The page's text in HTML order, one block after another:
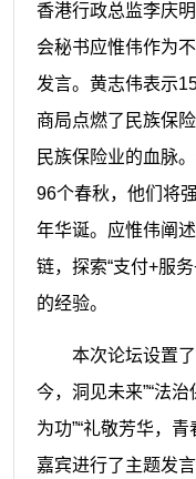
香港行政总监李庆
会秘书应惟伟作为
发言。黄志伟表示
商局点燃了民族保
民族保险业的血脉
96个春秋，他们将
年华诞。应惟伟阐
链，探索“支付+服
的经验。
本次论坛设置
今，洞见未来”“法
为功”“礼敬芳华，
嘉宾进行了主题发